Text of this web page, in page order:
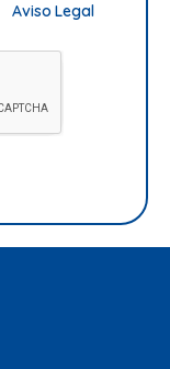
Aviso Legal